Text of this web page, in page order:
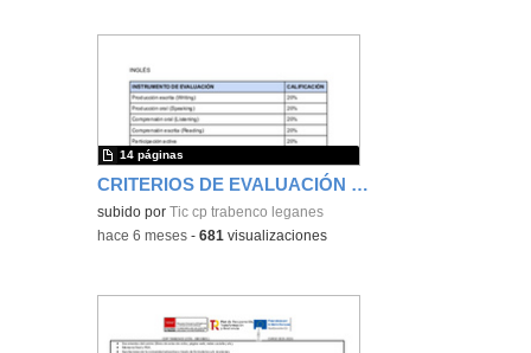
CRITERIOS DE EVALUACIÓN Y CALIFICACIÓN
subido porTic cp trabenco leganes
14 páginas
-hace 6 meses -681 visualizaciones